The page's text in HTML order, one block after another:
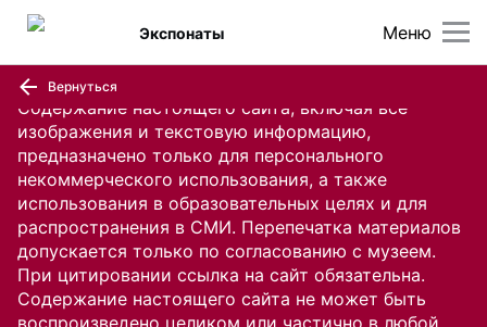
Содержание настоящего сайта, включая все
изображения и текстовую информацию,
предназначено только для персонального
некоммерческого использования, а также
использования в образовательных целях и для
распространения в СМИ. Перепечатка материалов
допускается только по согласованию с музеем.
При цитировании ссылка на сайт обязательна.
Содержание настоящего сайта не может быть
воспроизведено целиком или частично в любой
Меню
Экспонаты
Вернуться